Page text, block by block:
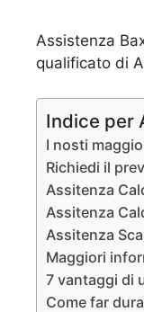
Assistenza
qualificato di
Indice per
I nosti
Richiedi il
Assitenza
Assitenza
Assitenza
Maggiori
7 vantaggi di
Come far